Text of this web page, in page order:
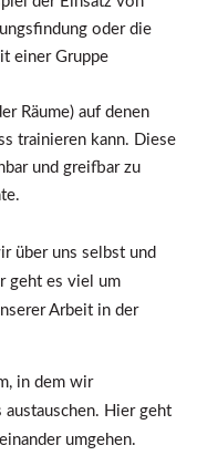
oder die
einer Gruppe
Räume) auf denen
trainieren kann. Diese
und greifbar zu
über uns selbst und
geht es viel um
Arbeit in der
in dem wir
Hier geht
umgehen.